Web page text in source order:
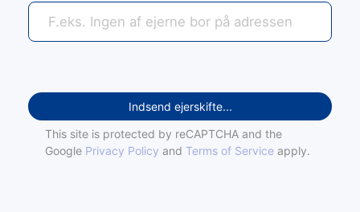
Indsend ejerskifte...
This site is protected by reCAPTCHA and the
Google Privacy Policy and Terms of Service apply.